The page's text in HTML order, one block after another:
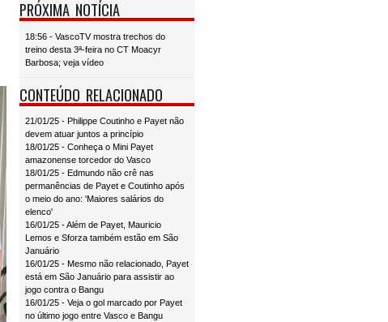
PRÓXIMA NOTÍCIA
18:56 - VascoTV mostra trechos do
treino desta 3ª-feira no CT Moacyr
Barbosa; veja vídeo
CONTEÚDO RELACIONADO
21/01/25 - Philippe Coutinho e Payet não
devem atuar juntos a princípio
18/01/25 - Conheça o Mini Payet
amazonense torcedor do Vasco
18/01/25 - Edmundo não crê nas
permanências de Payet e Coutinho após
o meio do ano: 'Maiores salários do
elenco'
16/01/25 - Além de Payet, Mauricio
Lemos e Sforza também estão em São
Januário
16/01/25 - Mesmo não relacionado, Payet
está em São Januário para assistir ao
jogo contra o Bangu
16/01/25 - Veja o gol marcado por Payet
no último jogo entre Vasco e Bangu